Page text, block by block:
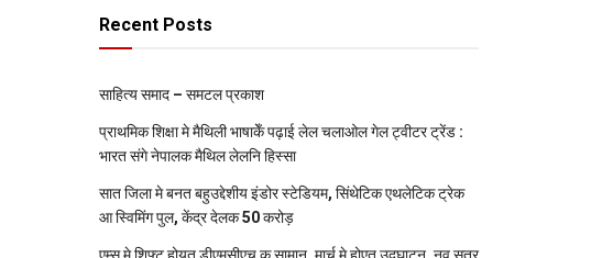
Recent Posts
साहित्य समाद – समटल प्रकाश
प्राथमिक शि‍क्षा मे मैथि‍ली भाषाकेँ पढ़ाई लेल चलाओल गेल ट्वीटर ट्रेंड :
भारत संगे नेपालक मैथिल लेलनि हिस्सा
सात जिला मे बनत बहुउद्देशीय इंडोर स्‍टेडि‍यम, सिंथेटिक एथलेटिक ट्रेक
आ स्विमिंग पुल, केंद्र देलक 50 करोड़